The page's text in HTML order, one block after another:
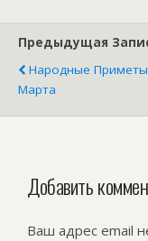
Предыдущая
Народные Приметы
Марта
Добавить
Ваш адрес email